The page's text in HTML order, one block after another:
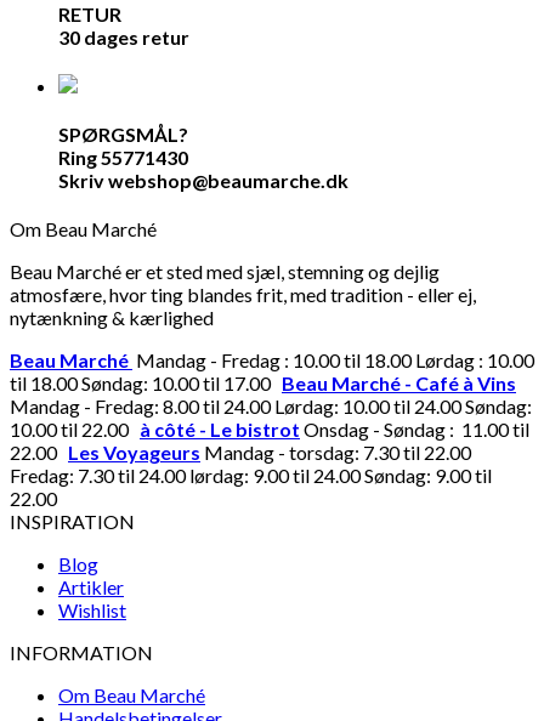
RETUR
30 dages retur
SPØRGSMÅL?
Ring 55771430
Skriv webshop@beaumarche.dk
Om Beau Marché
Beau Marché er et sted med sjæl, stemning og dejlig
atmosfære, hvor ting blandes frit, med tradition - eller ej,
nytænkning & kærlighed
Beau Marché Mandag - Fredag : 10.00 til 18.00 Lørdag : 10.00
til 18.00 Søndag: 10.00 til 17.00 Beau Marché - Café à Vins
Mandag - Fredag: 8.00 til 24.00 Lørdag: 10.00 til 24.00 Søndag:
10.00 til 22.00 à côté - Le bistrot Onsdag - Søndag : 11.00 til
22.00 Les Voyageurs Mandag - torsdag: 7.30 til 22.00
Fredag: 7.30 til 24.00 lørdag: 9.00 til 24.00 Søndag: 9.00 til
22.00
INSPIRATION
Blog
Artikler
Wishlist
INFORMATION
Om Beau Marché